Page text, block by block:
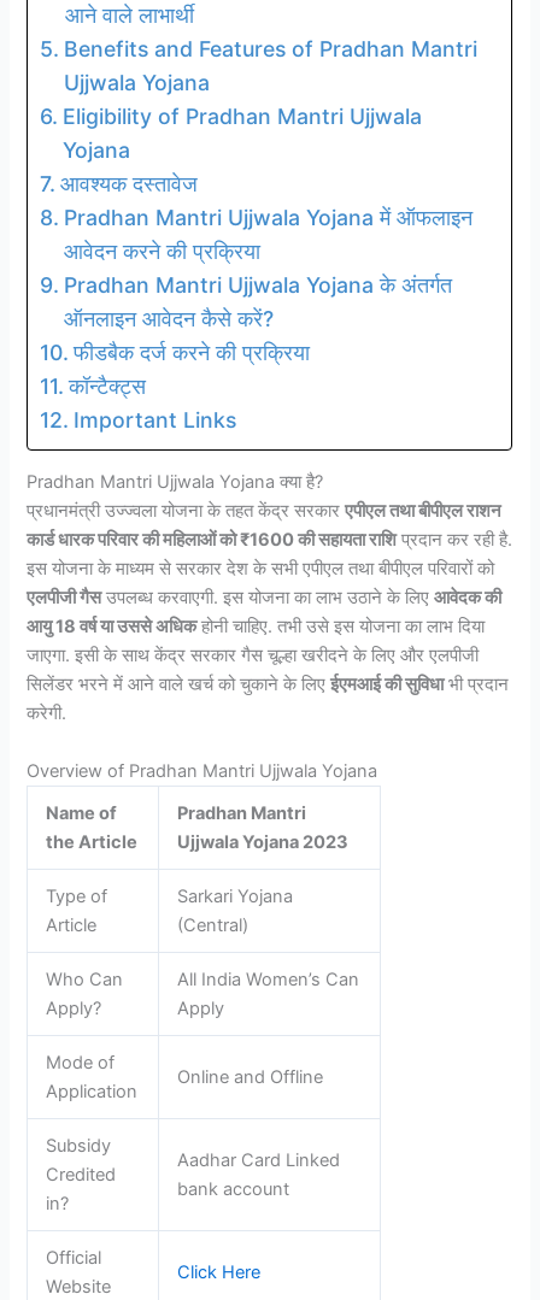
आने वाले लाभार्थी
Benefits and Features of Pradhan Mantri
Ujjwala Yojana
Eligibility of Pradhan Mantri Ujjwala
Yojana
आवश्यक दस्तावेज
Pradhan Mantri Ujjwala Yojana में ऑफलाइन
आवेदन करने की प्रक्रिया
Pradhan Mantri Ujjwala Yojana के अंतर्गत
ऑनलाइन आवेदन कैसे करें?
फीडबैक दर्ज करने की प्रक्रिया
कॉन्टैक्ट्स
Important Links
Pradhan Mantri Ujjwala Yojana क्या है?
प्रधानमंत्री उज्ज्वला योजना के तहत केंद्र सरकारएपीएल तथा बीपीएल राशन
कार्ड धारक परिवार की महिलाओं को ₹1600 की सहायता राशिप्रदान कर रही है.
इस योजना के माध्यम से सरकार देश के सभी एपीएल तथा बीपीएल परिवारों को
एलपीजी गैसउपलब्ध करवाएगी. इस योजना का लाभ उठाने के लिएआवेदक की
आयु 18 वर्ष या उससे अधिकहोनी चाहिए. तभी उसे इस योजना का लाभ दिया
जाएगा. इसी के साथ केंद्र सरकार गैस चूल्हा खरीदने के लिए और एलपीजी
सिलेंडर भरने में आने वाले खर्च को चुकाने के लिएईएमआई की सुविधाभी प्रदान
करेगी.
Overview of Pradhan Mantri Ujjwala Yojana
Name of
the Article
Pradhan Mantri
Ujjwala Yojana 2023
Type of
Article
Sarkari Yojana
(Central)
Who Can
Apply?
All India Women’s Can
Apply
Mode of
Application
Online and Offline
Subsidy
Credited
in?
Aadhar Card Linked
bank account
Official
Website
Click Here